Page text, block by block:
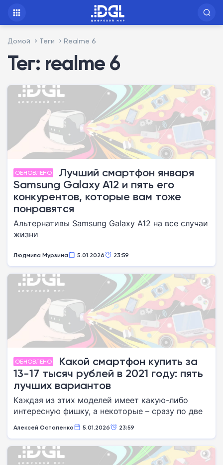
Домой Теги Realme 6
Тег: realme 6
ОБНОВЛЕНО
Лучший смартфон января
Samsung Galaxy A12 и пять его
конкурентов, которые вам тоже
понравятся
Альтернативы Samsung Galaxy A12 на все случаи
жизни
Людмила Мурзина 5.01.2026 23:59
ОБНОВЛЕНО
Какой смартфон купить за
13-17 тысяч рублей в 2021 году: пять
лучших вариантов
Каждая из этих моделей имеет какую-либо
интересную фишку, а некоторые – сразу по две
Алексей Остапенко 5.01.2026 23:59